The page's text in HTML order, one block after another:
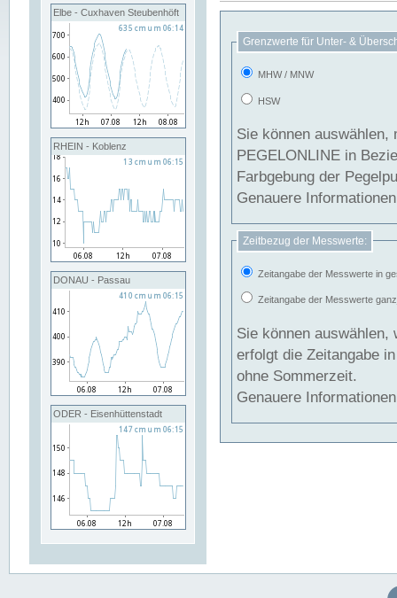
Elbe - Cuxhaven Steubenhöft
RHEIN - Koblenz
DONAU - Passau
ODER - Eisenhüttenstadt
Grenzwerte für Unter- &
MHW / MNW
HSW
Sie können
PEGELONLINE in Beziehung
Farbgebung der
Genauere
Zeitbezug der Messwerte:
Zeitangabe der Messwerte in
Zeitangabe der Messwerte
Sie können auswählen,
erfolgt die Zeitangabe
ohne Sommerzeit.
Genauere